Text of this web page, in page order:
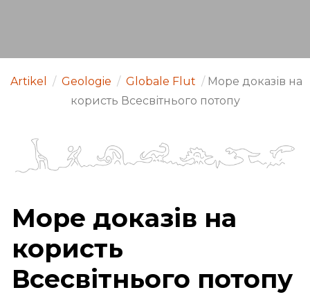
Artikel / Geologie / Globale Flut / Море доказів на
користь Всесвітнього потопу
Море доказів на
користь
Всесвітнього потопу